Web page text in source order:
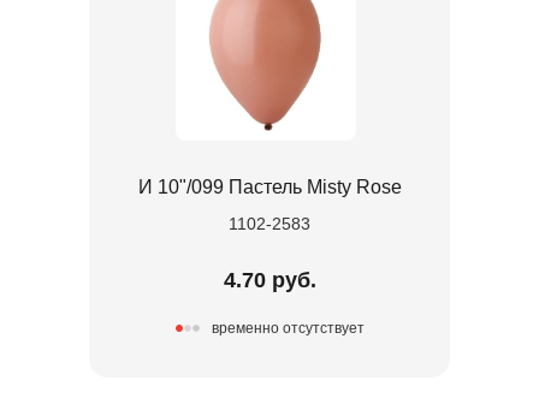
И 10"/099 Пастель Misty Rose
1102-2583
4.70 руб.
временно отсутствует